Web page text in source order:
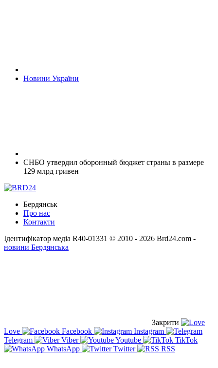
Новини України
СНБО утвердил оборонный бюджет страны в размере
129 млрд гривен
Бердянськ
Про нас
Контакти
Ідентифікатор медіа R40-01331 © 2010 - 2026 Brd24.com -
новини Бердянська
Закрити
Love
Facebook
Instagram
Telegram
Viber Youtube
TikTok
WhatsApp
Twitter RSS